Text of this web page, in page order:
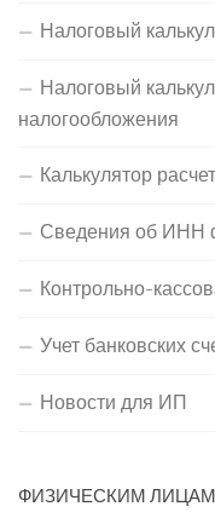
Налоговый
Налоговый
налогообложения
Калькулятор
Сведения об ИНН
Контрольно-
Учет банковских
Новости для ИП
ФИЗИЧЕСКИМ